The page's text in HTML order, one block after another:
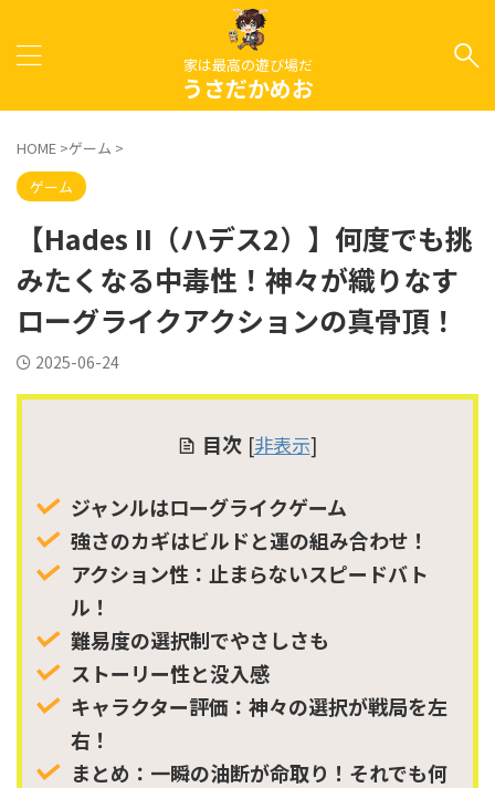
家は最高の遊び場だ
うさだかめお
HOME >ゲーム >
ゲーム
【Hades II（ハデス2）】何度でも挑
みたくなる中毒性！神々が織りなす
ローグライクアクションの真骨頂！
2025-06-24
目次 [非表示]
ジャンルはローグライクゲーム
強さのカギはビルドと運の組み合わせ！
アクション性：止まらないスピードバト
ル！
難易度の選択制でやさしさも
ストーリー性と没入感
キャラクター評価：神々の選択が戦局を左
右！
まとめ：一瞬の油断が命取り！それでも何